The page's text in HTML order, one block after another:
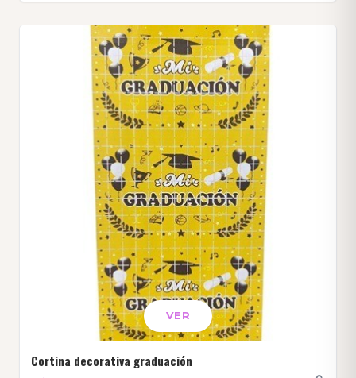
VER
Cortina decorativa graduación